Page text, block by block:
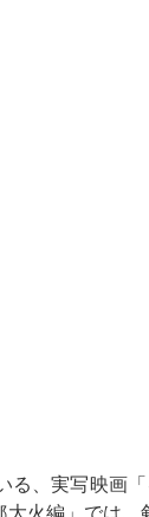
る、実写映画
火編」では